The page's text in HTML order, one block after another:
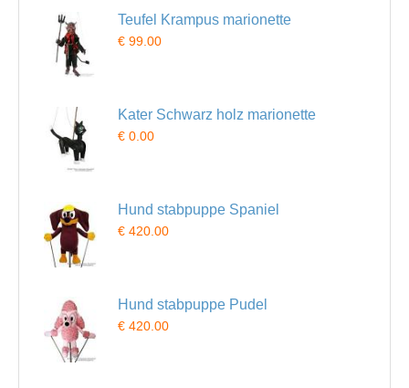
Teufel Krampus marionette
€ 99.00
Kater Schwarz holz marionette
€ 0.00
Hund stabpuppe Spaniel
€ 420.00
Hund stabpuppe Pudel
€ 420.00